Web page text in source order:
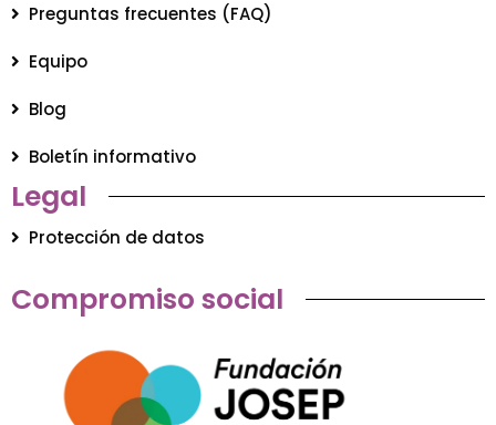
Preguntas frecuentes (FAQ)
Equipo
Blog
Boletín informativo
Legal
Protección de datos
Compromiso social